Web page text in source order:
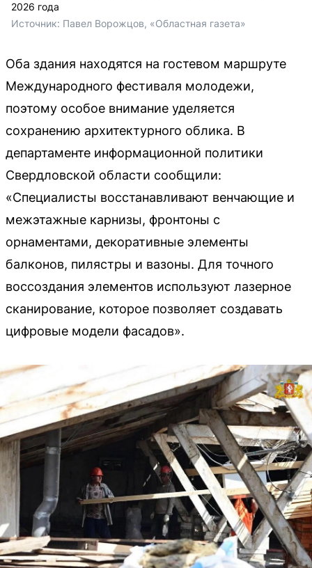
2026 года
Источник: Павел Ворожцов, «Областная газета»
Оба здания находятся на гостевом маршруте
Международного фестиваля молодежи,
поэтому особое внимание уделяется
сохранению архитектурного облика. В
департаменте информационной политики
Свердловской области сообщили:
«Специалисты восстанавливают венчающие и
межэтажные карнизы, фронтоны с
орнаментами, декоративные элементы
балконов, пилястры и вазоны. Для точного
воссоздания элементов используют лазерное
сканирование, которое позволяет создавать
цифровые модели фасадов».